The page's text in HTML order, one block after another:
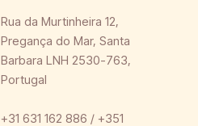
Rua da Murtinheira 12,
Pregança do Mar, Santa
Barbara LNH 2530-763,
Portugal
+31 631 162 886 / +351